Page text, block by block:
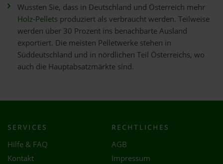
Wussten Sie, dass in Deutschland und Österreich mehr
Holz-Pellets produziert als verbraucht werden. Teilweise
werden über 30 Prozent ins benachbarte Ausland
exportiert. Die meisten Pelletwerke stehen in
Süddeutschland und in nördlichen Teil Österreichs, wo
auch die Hauptabsatzmärkte sind.
SERVICES
Hilfe & FAQ
Kontakt
RECHTLICHES
AGB
Impressum